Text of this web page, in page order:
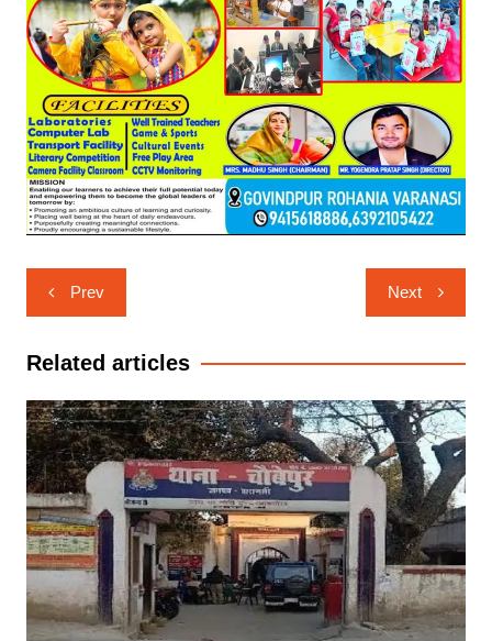
Post
navigation
Prev Next
Related articles